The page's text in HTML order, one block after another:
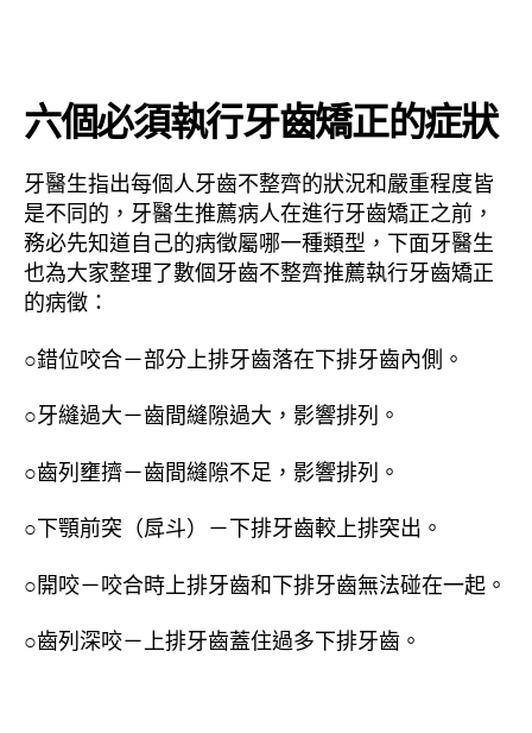
六個必須執行牙齒矯正的症狀
牙醫生指出每個人牙齒不整齊的狀況和嚴重程度皆
是不同的，牙醫生推薦病人在進行牙齒矯正之前，
務必先知道自己的病徵屬哪一種類型，下面牙醫生
也為大家整理了數個牙齒不整齊推薦執行牙齒矯正
的病徵：
○錯位咬合－部分上排牙齒落在下排牙齒內側。
○牙縫過大－齒間縫隙過大，影響排列。
○齒列壅擠－齒間縫隙不足，影響排列。
○下顎前突（戽斗）－下排牙齒較上排突出。
○開咬－咬合時上排牙齒和下排牙齒無法碰在一起。
○齒列深咬－上排牙齒蓋住過多下排牙齒。